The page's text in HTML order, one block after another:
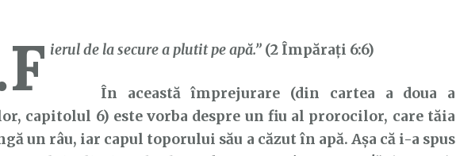
ierulde la secure a plutit pe apă.” (2 Împărați 6:6)
În această împrejurare (din cartea a doua a
capitolul 6) este vorba despre un fiu al prorocilor, care tăia
un râu, iar capul toporului său a căzut în apă. Așa că i-a spus